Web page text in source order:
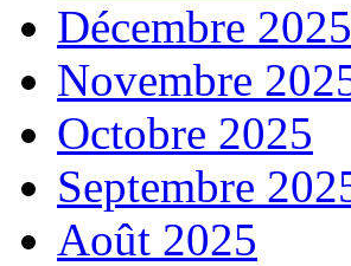
Décembre 2025
Novembre
Octobre 2025
Septembre
Août 2025